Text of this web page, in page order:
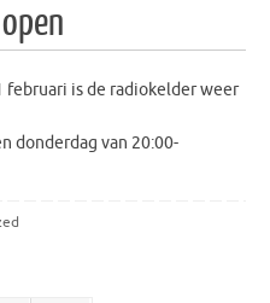
februari is de radiokelder weer
donderdag van 20:00-